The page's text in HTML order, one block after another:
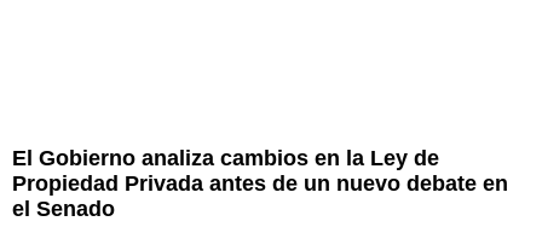
El Gobierno analiza cambios en la Ley de
Propiedad Privada antes de un nuevo debate en
el Senado